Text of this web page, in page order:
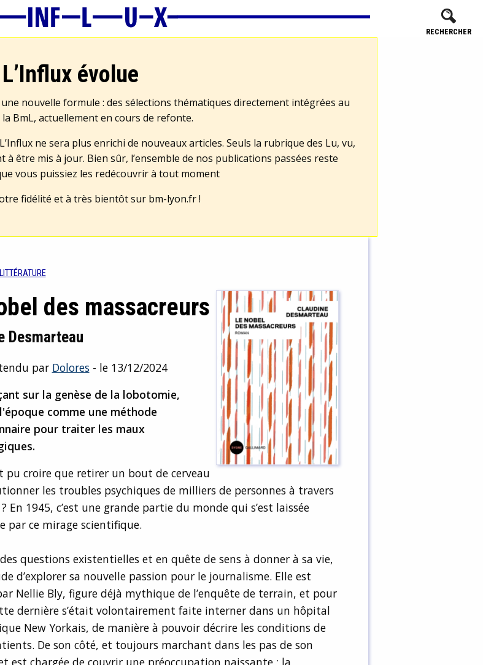
RECHERCHER
L’Influx évolue
nouvelle formule : des sélections thématiques directement intégrées au
BmL, actuellement en cours de refonte.
ne sera plus enrichi de nouveaux articles. Seuls la rubrique des Lu, vu,
être mis à jour. Bien sûr, l’ensemble de nos publications passées reste
vous puissiez les redécouvrir à tout moment
fidélité et à très bientôt sur bm-lyon.fr!
LITTÉRATURE
des massacreurs
Desmarteau
par Dolores- le 13/12/2024
sur la genèse de la lobotomie,
comme une méthode
pour traiter les maux
pu croire que retirer un bout de cerveau
les troubles psychiques de milliers de personnes à travers
En 1945, c’est une grande partie du monde qui s’est laissée
par ce mirage scientifique.
questions existentielles et en quête de sens à donner à sa vie,
d’explorer sa nouvelle passion pour le journalisme. Elle est
Nellie Bly, figure déjà mythique de l’enquête de terrain, et pour
dernière s’était volontairement faite interner dans un hôpital
New Yorkais, de manière à pouvoir décrire les conditions de
De son côté, et toujours marchant dans les pas de son
est chargée de couvrir une préoccupation naissante : la